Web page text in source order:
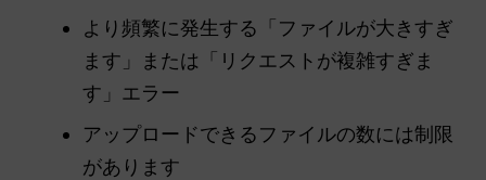
より頻繁に発生する「ファイルが大きすぎ
ます」または「リクエストが複雑すぎま
す」エラー
アップロードできるファイルの数には制限
があります